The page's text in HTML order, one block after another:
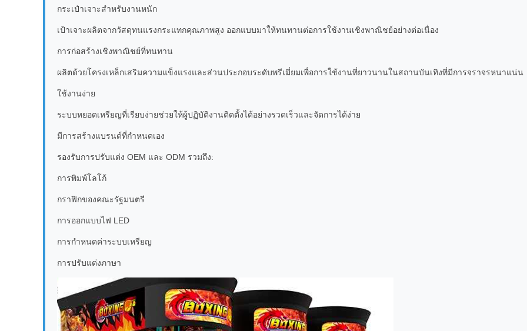
กระเป๋าเจาะสำหรับงานหนัก
เป้าเจาะผลิตจากวัสดุทนแรงกระแทกคุณภาพสูง ออกแบบมาให้ทนทานต่อการใช้งานเชิงพาณิชย์อย่างต่อเนื่อง
การก่อสร้างเชิงพาณิชย์ที่ทนทาน
ผลิตด้วยโครงเหล็กเสริมความแข็งแรงและส่วนประกอบระดับพรีเมี่ยมเพื่อการใช้งานที่ยาวนานในสถานบันเทิงที่มีการจราจรหนาแน่น
ใช้งานง่าย
ระบบหยอดเหรียญที่เรียบง่ายช่วยให้ผู้ปฏิบัติงานติดตั้งได้อย่างรวดเร็วและจัดการได้ง่าย
มีการสร้างแบรนด์ที่กำหนดเอง
รองรับการปรับแต่ง OEM และ ODM รวมถึง:
การพิมพ์โลโก้
กราฟิกของคณะรัฐมนตรี
การออกแบบไฟ LED
การกำหนดค่าระบบเหรียญ
การปรับแต่งภาษา